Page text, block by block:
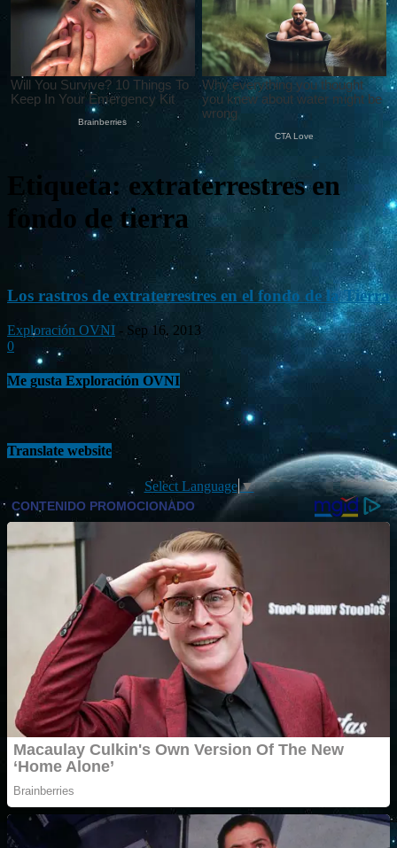
Etiqueta: extraterrestres en
fondo de tierra
Los rastros de extraterrestres en el fondo de la Tierra
Exploración OVNI - Sep 16, 2013
0
Me gusta Exploración OVNI
Translate website
Select Language▼